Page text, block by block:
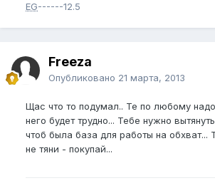
EG------12.5
Freeza
Опубликовано 21 марта, 2013
Щас что то подумал.. Те по любому
него будет трудно... Тебе нужно
чтоб была база для работы на обхват...
не тяни - покупай...